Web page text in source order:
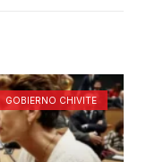
GOBIERNO CHIVITE